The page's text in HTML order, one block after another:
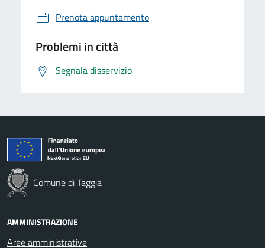
Prenota appuntamento
Problemi in città
Segnala disservizio
Comune di Taggia
AMMINISTRAZIONE
Aree amministrative